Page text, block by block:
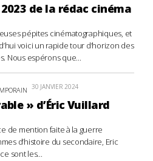
de la rédac cinéma
pépites cinématographiques, et
voici un rapide tour d’horizon des
Nous espérons que...
30 JANVIER 2024
» d’Éric Vuillard
de mention faite à la guerre
d’histoire du secondaire, Eric
sont les...